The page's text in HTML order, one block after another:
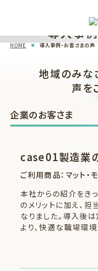
導入事
HOME 導入事例・お客さまの声
地域のみな
声を
企業のお客さま
case01製造業
ご利用商品：マット・
本社からの紹介をき
のメリットに加え、
なりました。導入後
より、快適な職場環境